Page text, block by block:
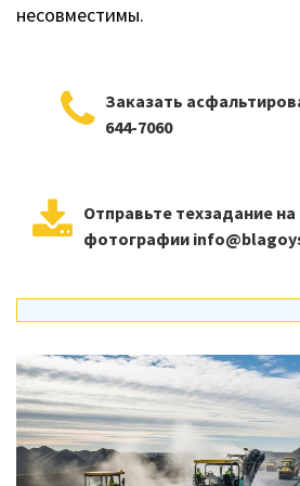
несовместимы.
Заказать
644-7060
Отправьте техзадание на
фотографии